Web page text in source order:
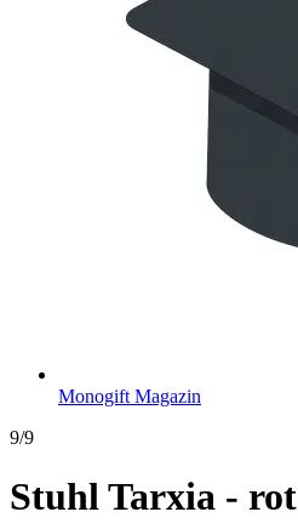
Monogift Magazin
9/9
Stuhl Tarxia - rot